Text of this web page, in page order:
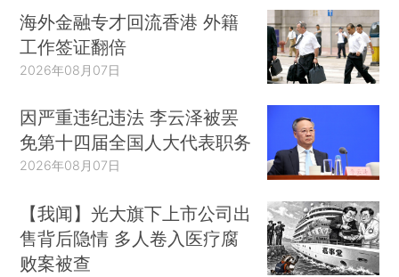
海外金融专才回流香港 外籍
工作签证翻倍
2026年08月07日
因严重违纪违法 李云泽被罢
免第十四届全国人大代表职务
2026年08月07日
【我闻】光大旗下上市公司出
售背后隐情 多人卷入医疗腐
败案被查